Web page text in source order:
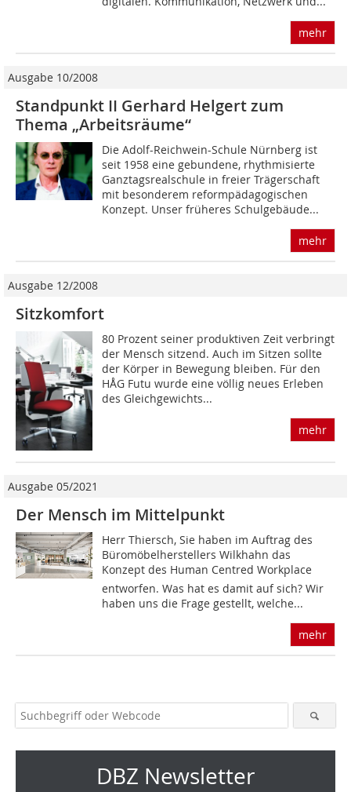
mehr
Ausgabe 10/2008
Standpunkt II Gerhard Helgert zum
Thema „Arbeitsräume“
Die Adolf-Reichwein-Schule Nürnberg ist
seit 1958 eine gebundene, rhythmisierte
Ganztagsrealschule in freier Trägerschaft
mit besonderem reformpädagogischen
Konzept. Unser früheres Schulgebäude...
mehr
Ausgabe 12/2008
Sitzkomfort
80 Prozent seiner produktiven Zeit verbringt
der Mensch sitzend. Auch im Sitzen sollte
der Körper in Bewegung bleiben. Für den
HÅG Futu wurde eine völlig neues Erleben
des Gleichgewichts...
mehr
Ausgabe 05/2021
Der Mensch im Mittelpunkt
Herr Thiersch, Sie haben im Auftrag des
Büromöbelherstellers Wilkhahn das
Konzept des Human Centred Workplace
entworfen. Was hat es damit auf sich? Wir
haben uns die Frage gestellt, welche...
mehr
DBZ Newsletter